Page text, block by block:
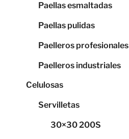
Paellas esmaltadas
Paellas pulidas
Paelleros profesionales
Paelleros industriales
Celulosas
Servilletas
30×30 200S